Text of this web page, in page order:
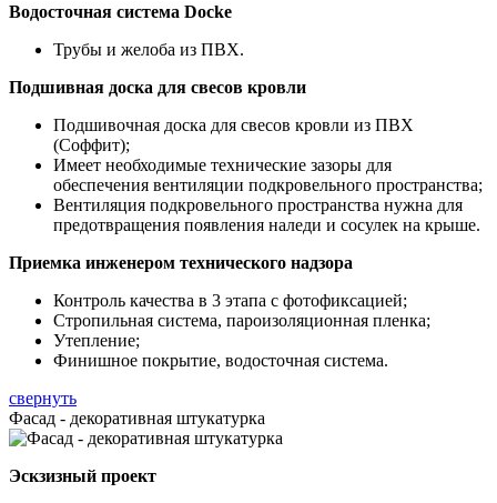
Водосточная система Docke
Трубы и желоба из ПВХ.
Подшивная доска для свесов кровли
Подшивочная доска для свесов кровли из ПВХ
(Соффит);
Имеет необходимые технические зазоры для
обеспечения вентиляции подкровельного пространства;
Вентиляция подкровельного пространства нужна для
предотвращения появления наледи и сосулек на крыше.
Приемка инженером технического надзора
Контроль качества в 3 этапа с фотофиксацией;
Стропильная система, пароизоляционная пленка;
Утепление;
Финишное покрытие, водосточная система.
свернуть
Фасад - декоративная штукатурка
Эскзизный проект